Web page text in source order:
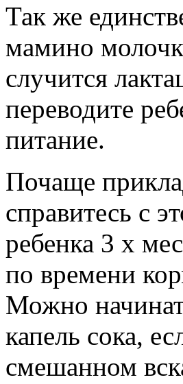
Так же
мамино
случится
переводите
питание.
Почаще
справитесь с
ребенка 3 х
по времени
Можно
капель сока,
смешанном